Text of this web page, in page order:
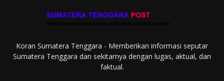
Koran Sumatera Tenggara - Memberikan informasi seputar
Sumatera Tenggara dan sekitarnya dengan lugas, aktual, dan
faktual.